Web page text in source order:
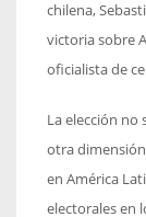
chilena,
victoria sobre
oficialista de
La elección no
otra
en América
electorales en